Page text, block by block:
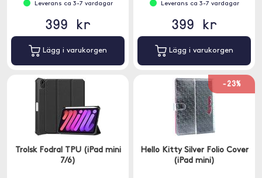
Leverans ca 3-7 vardagar
399 kr
Lägg i varukorgen
Leverans ca 3-7 vardagar
399 kr
Lägg i varukorgen
Trolsk Fodral TPU (iPad mini
7/6)
-23%
Hello Kitty Silver Folio Cover
(iPad mini)